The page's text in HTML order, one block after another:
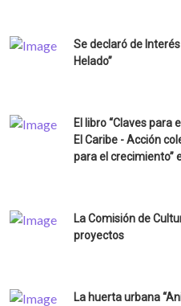
Se declaró de
Helado”
El libro “Claves para
El Caribe - Acción
para el crecimiento”
La Comisión de
proyectos
La huerta urbana